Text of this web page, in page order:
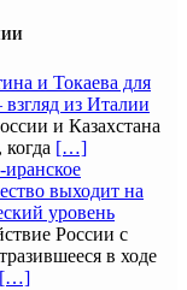
и Токаева для
из Италии
и Казахстана
[…]
иранское
выходит на
уровень
России с
в ходе
[…]